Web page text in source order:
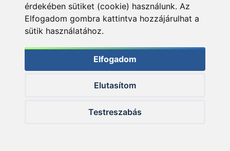
érdekében sütiket (cookie) használunk. Az
Elfogadom gombra kattintva hozzájárulhat a
sütik használatához.
Elfogadom
Elutasítom
Testreszabás